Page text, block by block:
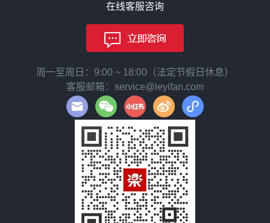
在线客服咨询
周一至周日：9:00 ~ 18:00（法定节假日休息）
客服邮箱：service@leyifan.com